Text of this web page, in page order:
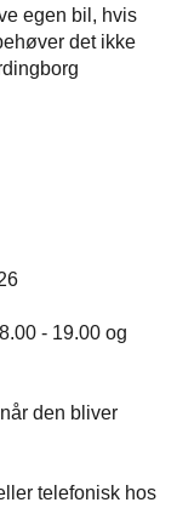
egen bil, hvis
det ikke
- 19.00 og
den bliver
telefonisk hos